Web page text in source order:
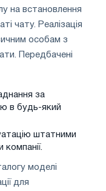
на встановлення
чату. Реалізація
особам з
Передбачені
за
в будь-який
штатними
компанії.
моделі
для